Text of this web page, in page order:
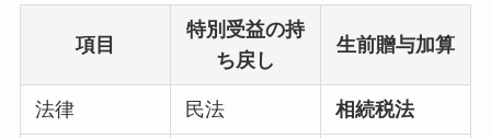
項目
特別受益の持
ち戻し
生前贈与加算
法律 民法 相続税法